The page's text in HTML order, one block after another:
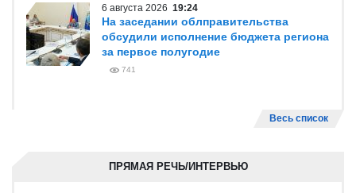
6 августа 2026 19:24
На заседании облправительства
обсудили исполнение бюджета региона
за первое полугодие
741
Весь список
ПРЯМАЯ РЕЧЬ/ИНТЕРВЬЮ